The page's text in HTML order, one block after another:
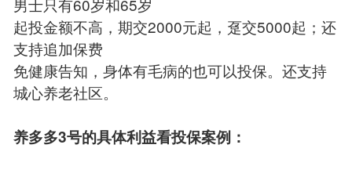
男士只有60岁和65岁
起投金额不高，期交2000元起，趸交5000起；还
支持追加保费
免健康告知，身体有毛病的也可以投保。还支持
城心养老社区。
养多多3号的具体利益看投保案例：